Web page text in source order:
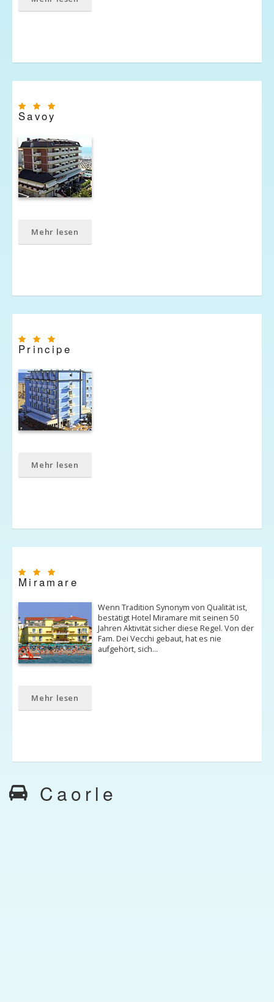
Savoy
Mehr lesen
Principe
Mehr lesen
Miramare
Wenn Tradition Synonym von Qualität ist,
bestätigt Hotel Miramare mit seinen 50
Jahren Aktivität sicher diese Regel. Von der
Fam. Dei Vecchi gebaut, hat es nie
aufgehört, sich…
Mehr lesen
Caorle